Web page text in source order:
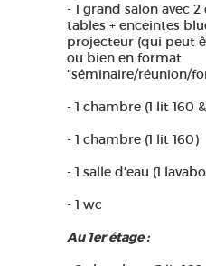
- 1 grand salon avec
tables + enceintes
projecteur (qui peut
ou bien en format
"séminaire/réunion/
- 1 chambre (1 lit 160
- 1 chambre (1 lit 160)
- 1 salle d'eau (1
- 1 wc
Au 1er étage :